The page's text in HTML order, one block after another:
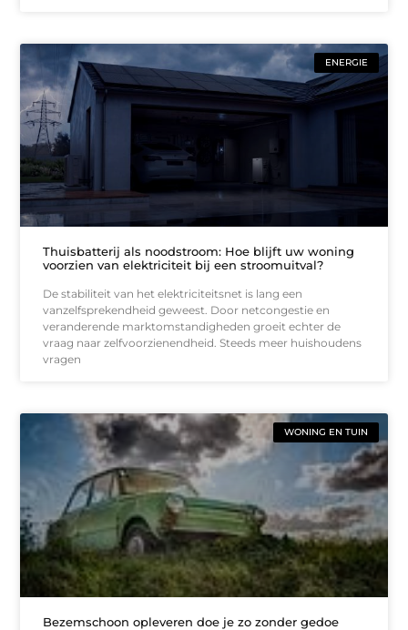
ENERGIE
Thuisbatterij als noodstroom: Hoe blijft uw woning
voorzien van elektriciteit bij een stroomuitval?
De stabiliteit van het elektriciteitsnet is lang een
vanzelfsprekendheid geweest. Door netcongestie en
veranderende marktomstandigheden groeit echter de
vraag naar zelfvoorzienendheid. Steeds meer huishoudens
vragen
WONING EN TUIN
Bezemschoon opleveren doe je zo zonder gedoe